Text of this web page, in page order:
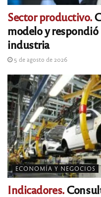
Sector productivo.
modelo y
industria
5 de agosto de 2026
ECONOMÍA Y NEGOCIOS
Indicadores.